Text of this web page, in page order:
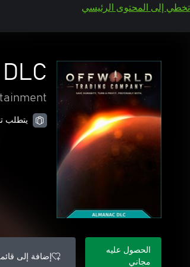
تخطي إلى المحتوى الرئيسي
يتطلب
الحصول عليه
مجاني
إضافة إلى